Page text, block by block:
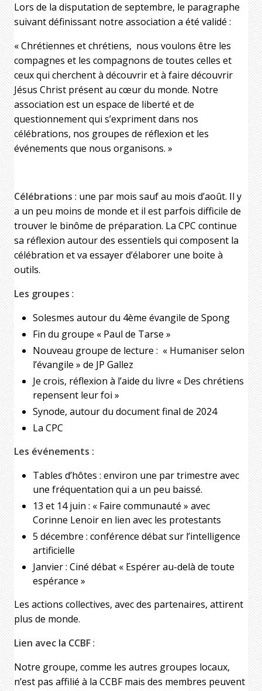
Lors de la disputation de septembre, le paragraphe
suivant définissant notre association a été validé :
« Chrétiennes et chrétiens, nous voulons être les
compagnes et les compagnons de toutes celles et
ceux qui cherchent à découvrir et à faire découvrir
Jésus Christ présent au cœur du monde. Notre
association est un espace de liberté et de
questionnement qui s’expriment dans nos
célébrations, nos groupes de réflexion et les
événements que nous organisons. »
Célébrations : une par mois sauf au mois d’août. Il y
a un peu moins de monde et il est parfois difficile de
trouver le binôme de préparation. La CPC continue
sa réflexion autour des essentiels qui composent la
célébration et va essayer d’élaborer une boite à
outils.
Les groupes :
Solesmes autour du 4ème évangile de Spong
Fin du groupe « Paul de Tarse »
Nouveau groupe de lecture : « Humaniser selon
l’évangile » de JP Gallez
Je crois, réflexion à l’aide du livre « Des chrétiens
repensent leur foi »
Synode, autour du document final de 2024
La CPC
Les événements :
Tables d’hôtes : environ une par trimestre avec
une fréquentation qui a un peu baissé.
13 et 14 juin : « Faire communauté » avec
Corinne Lenoir en lien avec les protestants
5 décembre : conférence débat sur l’intelligence
artificielle
Janvier : Ciné débat « Espérer au-delà de toute
espérance »
Les actions collectives, avec des partenaires, attirent
plus de monde.
Lien avec la CCBF:
Notre groupe, comme les autres groupes locaux,
n’est pas affilié à la CCBF mais des membres peuvent